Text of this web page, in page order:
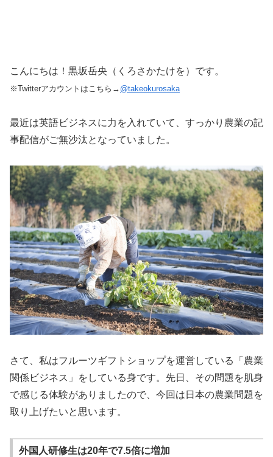
こんにちは！黒坂岳央（くろさかたけを）です。
※Twitterアカウントはこちら→ @takeokurosaka
最近は英語ビジネスに力を入れていて、すっかり農業の記
事配信がご無沙汰となっていました。
さて、私はフルーツギフトショップを運営している「農業
関係ビジネス」をしている身です。先日、その問題を肌身
で感じる体験がありましたので、今回は日本の農業問題を
取り上げたいと思います。
外国人研修生は20年で7.5倍に増加